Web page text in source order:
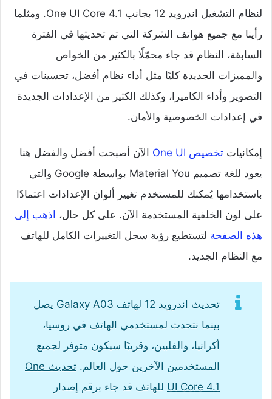
لنظام التشغيل اندرويد 12 بجانب One UI Core 4.1. ومثلما
رأينا مع جميع هواتف الشركة التي تم تحديثها في الفترة
السابقة، النظام قد جاء محمّلًا بالكثير من الخواص
والمميزات الجديدة كليًا مثل أداء نظام أفضل، تحسينات في
التصوير وأداء الكاميرا، وكذلك الكثير من الإعدادات الجديدة
في إعدادات الخصوصية والأمان.
إمكانيات تخصيص One UI
الآن أصبحت أفضل والفضل هنا
يعود للغة تصميم Material You بواسطة Google والتي
باستخدامها يُمكنك للمستخدم تغيير ألوان الإعدادات اعتمادًا
على لون الخلفية المستخدمة الآن. على كل حال، اذهب إلى
هذه الصفحة لتستطيع رؤية سجل التغييرات الكامل للهاتف
مع النظام الجديد.
تحديث اندرويد 12 لهاتف Galaxy A03 يصل
بينما نتحدث لمستخدمي الهاتف في روسيا،
أكرانيا، والفلبين، وقريبًا سيكون متوفر لجميع
المستخدمين الآخرين حول العالم.
تحديث One
UI Core 4.1 للهاتف قد جاء برقم إصدار